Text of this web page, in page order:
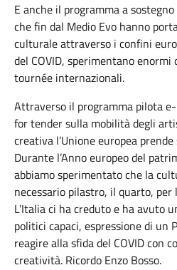
E anche il programma a
che fin dal Medio Evo hanno
culturale attraverso i confini
del COVID, sperimentano
tournée internazionali.
Attraverso il programma pilota
for tender sulla mobilità degli
creativa l’Unione europea
Durante l’Anno europeo del
abbiamo sperimentato che la
necessario pilastro, il quarto, per
L’Italia ci ha creduto e ha avuto
politici capaci, espressione di un
reagire alla sfida del COVID con
creatività. Ricordo Enzo Bosso.